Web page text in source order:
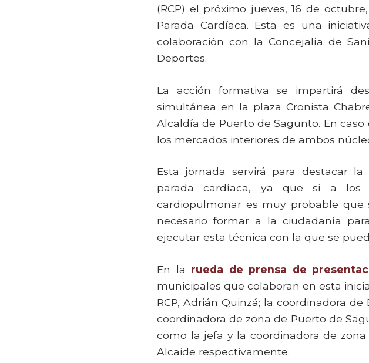
(RCP) el próximo jueves, 16 de
Parada Cardíaca. Esta es una
colaboración con la Concejalía de
Deportes.
La acción formativa se impartirá
simultánea en la plaza Cronista
Alcaldía de Puerto de Sagunto. En
los mercados interiores de ambos
Esta jornada servirá para destacar
parada cardíaca, ya que si a los
cardiopulmonar es muy probable que
necesario formar a la ciudadanía
ejecutar esta técnica con la que se
En la rueda de prensa de
municipales que colaboran en esta
RCP, Adrián Quinzá; la coordinadora
coordinadora de zona de Puerto de
como la jefa y la coordinadora de
Alcaide respectivamente.